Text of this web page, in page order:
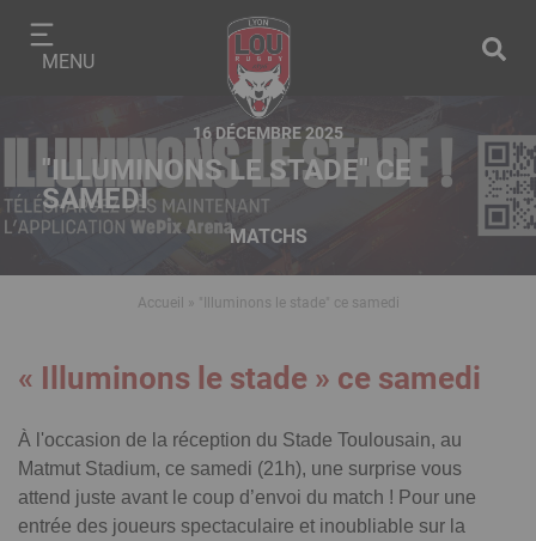
contenuMENU
16 DÉCEMBRE 2025
"ILLUMINONS LE STADE" CE
SAMEDI
MATCHS
Fil
Accueil "Illuminons le stade" ce samedi
Modules
Texte
« Illuminons le stade » ce samedi
À l'occasion de la réception du Stade Toulousain, au
Matmut Stadium, ce samedi (21h), une surprise vous
attend juste avant le coup d’envoi du match ! Pour une
entrée des joueurs spectaculaire et inoubliable sur la
Panneau de gestion des cookies